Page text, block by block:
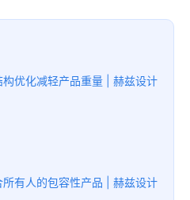
优化减轻产品重量 | 赫兹设计
有人的包容性产品 | 赫兹设计